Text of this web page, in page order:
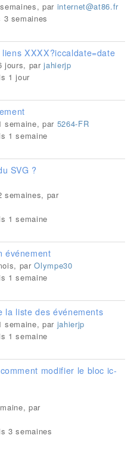
par internet@at86.fr
semaines
XXXX?iccaldate=date
jours, parjahierjp
1 jour
semaine, par 5264-FR
1 semaine
SVG ?
semaines, par
1 semaine
événement
parOlympe30
1 semaine
la liste des événements
semaine, par jahierjp
1 semaine
modifier le bloc ic-
par
3 semaines